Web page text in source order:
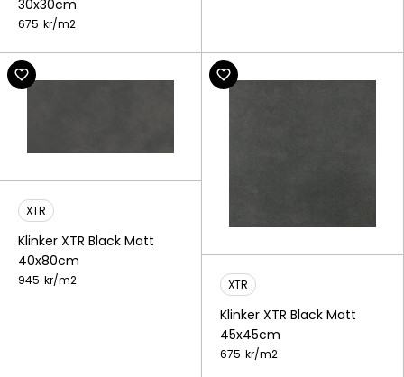
30x30cm
675 kr/m2
XTR
Klinker XTR Black Matt
40x80cm
945 kr/m2 XTR
Klinker XTR Black Matt
45x45cm
675 kr/m2